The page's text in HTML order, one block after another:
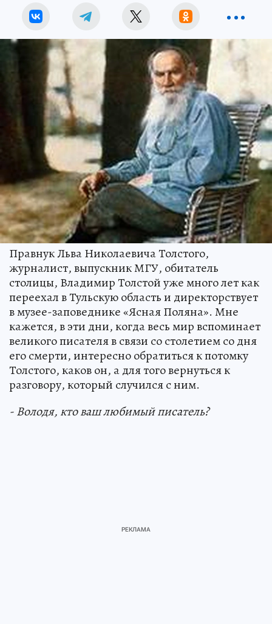
Правнук Льва Николаевича Толстого,
журналист, выпускник МГУ, обитатель
столицы, Владимир Толстой уже много лет как
переехал в Тульскую область и директорствует
в музее-заповеднике «Ясная Поляна». Мне
кажется, в эти дни, когда весь мир вспоминает
великого писателя в связи со столетием со дня
его смерти, интересно обратиться к потомку
Толстого, каков он, а для того вернуться к
разговору, который случился с ним.
- Володя, кто ваш любимый писатель?